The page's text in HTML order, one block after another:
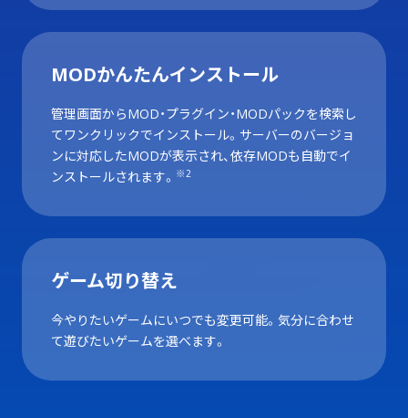
MODかんたんインストール
管理画面からMOD・プラグイン・MODパックを検索し
てワンクリックでインストール。サーバーのバージョ
ンに対応したMODが表示され、依存MODも自動でイ
ンストールされます。 ※2
ゲーム切り替え
今やりたいゲームにいつでも変更可能。気分に合わせ
て遊びたいゲームを選べます。